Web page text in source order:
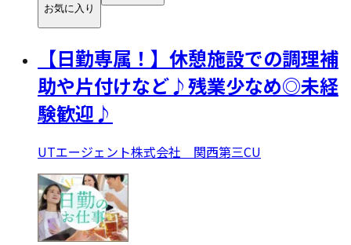
お気に入り
【日勤専属！】休憩施設での調理補
助や片付けなど♪残業少なめ◎未経
験歓迎♪
UTエージェント株式会社 関西第三CU